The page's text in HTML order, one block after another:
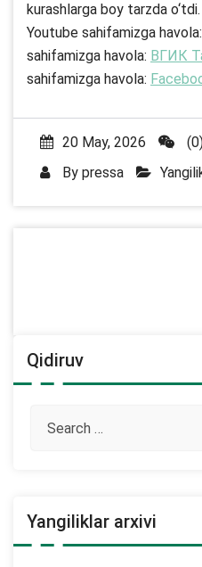
kurashlarga boy tarzda o‘tdi.
Youtube sahifamizga havola:
sahifamizga havola: ВГИК
sahifamizga havola:
20 May, 2026
By pressa
Qidiruv
Yangiliklar arxivi